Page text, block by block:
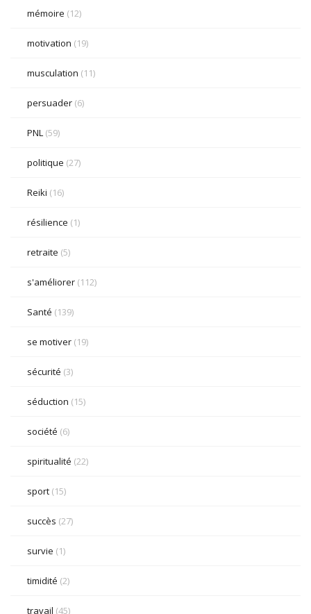
mémoire (12)
motivation (19)
musculation (11)
persuader (6)
PNL (59)
politique (27)
Reiki (16)
résilience (1)
retraite (5)
s'améliorer (112)
Santé (139)
se motiver (19)
sécurité (3)
séduction (15)
société (6)
spiritualité (22)
sport (15)
succès (27)
survie (1)
timidité (2)
travail (45)